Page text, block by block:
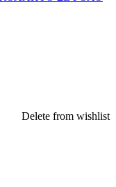
Delete from wishlist